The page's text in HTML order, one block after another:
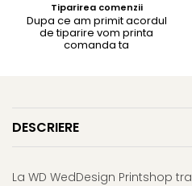
Tiparirea comenzii
Dupa ce am primit acordul
de tiparire vom printa
comanda ta
DESCRIERE
La WD WedDesign Printshop